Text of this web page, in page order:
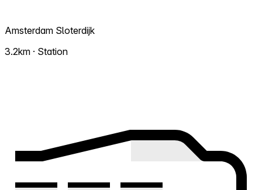
Amsterdam Sloterdijk
3.2km · Station